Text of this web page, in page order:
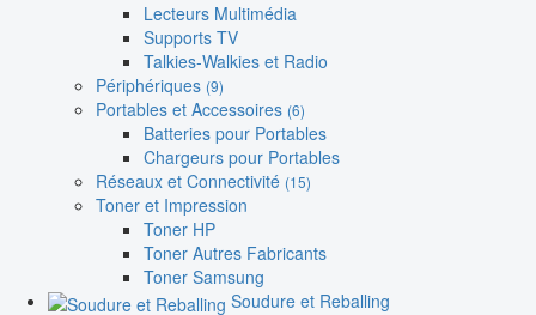
Lecteurs Multimédia
Supports TV
Talkies-Walkies et Radio
Périphériques (9)
Portables et Accessoires (6)
Batteries pour Portables
Chargeurs pour Portables
Réseaux et Connectivité (15)
Toner et Impression
Toner HP
Toner Autres Fabricants
Toner Samsung
Soudure et Reballing